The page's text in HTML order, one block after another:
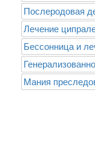
Послеродовая
Лечение
Бессонница и
Mания